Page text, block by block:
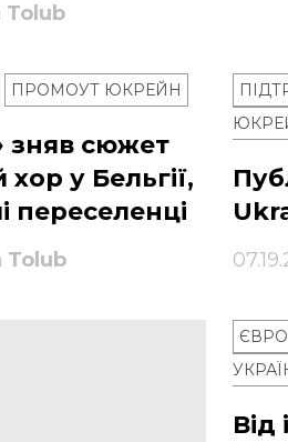
Tolub
ПРОМОУТ ЮКРЕЙН
зняв сюжет
у Бельгії,
переселенці
Tolub